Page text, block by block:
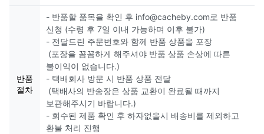
반품
절차
- 반품할 품목을 확인 후 info@cacheby.com로 반품
신청 (수령 후 7일 이내 가능하며 이후 불가)
- 전달드린 주문번호와 함께 반품 상품을 포장
(포장을 꼼꼼하게 해주셔야 반품 상품 손상에 따른
불이익이 없습니다.)
- 택배회사 방문 시 반품 상품 전달
(택배사의 반송장은 상품 교환이 완료될 때까지
보관해주시기 바랍니다.)
- 회수된 제품 확인 후 하자없을시 배송비를 제외하고
환불 처리 진행